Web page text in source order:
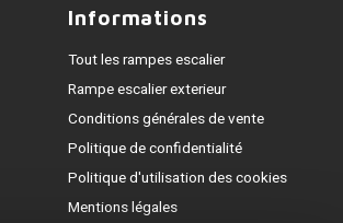
Informations
Tout les rampes escalier
Rampe escalier exterieur
Conditions générales de vente
Politique de confidentialité
Politique d'utilisation des cookies
Mentions légales